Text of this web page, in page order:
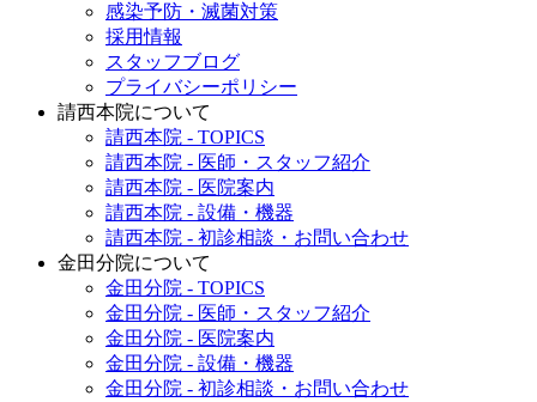
感染予防・滅菌対策
採用情報
スタッフブログ
プライバシーポリシー
請西本院について
請西本院 - TOPICS
請西本院 - 医師・スタッフ紹介
請西本院 - 医院案内
請西本院 - 設備・機器
請西本院 - 初診相談・お問い合わせ
金田分院について
金田分院 - TOPICS
金田分院 - 医師・スタッフ紹介
金田分院 - 医院案内
金田分院 - 設備・機器
金田分院 - 初診相談・お問い合わせ